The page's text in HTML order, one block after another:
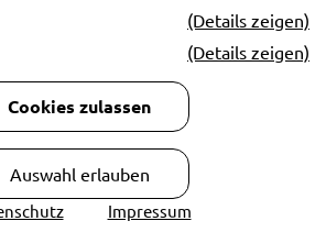
(Details zeigen)
(Details zeigen)
Cookies zulassen
Auswahl erlauben
Impressum
Wimmer GmbH & Co KG.
by BACHMAIER IT